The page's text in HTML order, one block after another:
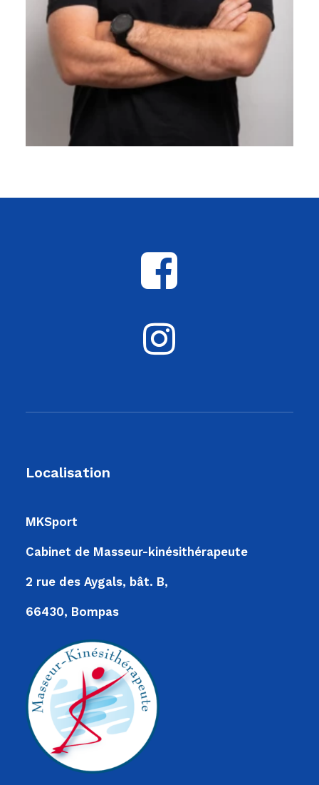
Localisation
MKSport
Cabinet de Masseur-kinésithérapeute
2 rue des Aygals, bât. B,
66430, Bompas